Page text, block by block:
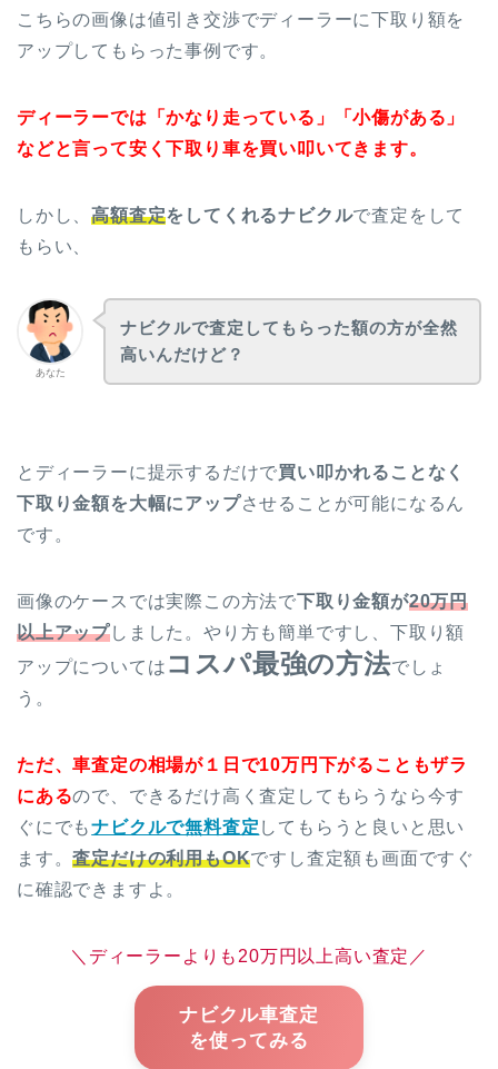
こちらの画像は値引き交渉でディーラーに下取り額を
アップしてもらった事例です。
ディーラーでは「かなり走っている」「小傷がある」
などと言って安く下取り車を買い叩いてきます。
しかし、高額査定をしてくれるナビクルで査定をして
もらい、
あなた
ナビクルで査定してもらった額の方が全然
高いんだけど？
とディーラーに提示するだけで買い叩かれることなく
下取り金額を大幅にアップさせることが可能になるん
です。
画像のケースでは実際この方法で下取り金額が20万円
以上アップしました。やり方も簡単ですし、下取り額
アップについては コスパ最強の方法でしょ
う。
ただ、車査定の相場が１日で10万円下がることもザラ
にあるので、できるだけ高く査定してもらうなら今す
ぐにでもナビクルで無料査定 してもらうと良いと思い
ます。査定だけの利用もOKですし査定額も画面ですぐ
に確認できますよ。
＼ディーラーよりも20万円以上高い査定／
ナビクル車査定
を使ってみる